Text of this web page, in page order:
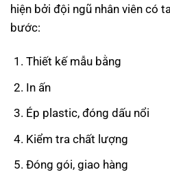
hiện bởi đội ngũ nhân viên có
bước:
Thiết kế mẫu bằng
In ấn
Ép plastic, đóng dấu nổi
Kiểm tra chất lượng
Đóng gói, giao hàng